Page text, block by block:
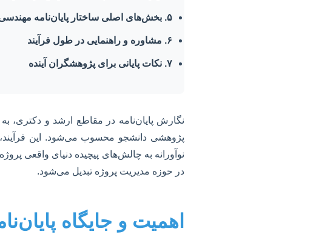
۵. بخش‌های اصلی ساختار پایان‌نامه مهندسی صنایع (مدیریت پروژه)
۶. مشاوره و راهنمایی در طول فرآیند
۷. نکات پایانی برای پژوهشگران آینده
نگارش پایان‌نامه در مقاطع ارشد و دکتری،
پژوهشی دانشجو محسوب می‌شود. این
نوآورانه به چالش‌های پیچیده دنیای واقعی
در حوزه مدیریت پروژه تبدیل می‌شود.
اهمیت و جایگاه